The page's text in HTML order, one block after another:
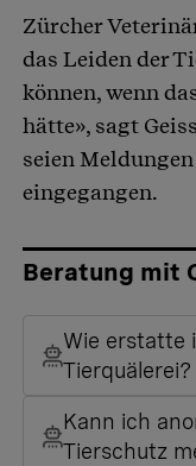
Zürcher
das Leiden der
können, wenn
hätte», sagt
seien
eingegangen.
Beratung mit
Wie erstatte
Tierquälerei?
Kann ich
Tierschutz